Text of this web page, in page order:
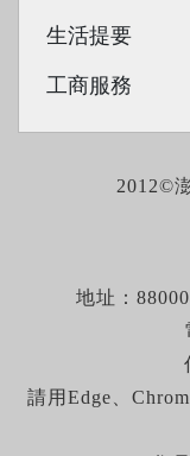
生活提要
工商服務
2012©
地址：
請用Edge、